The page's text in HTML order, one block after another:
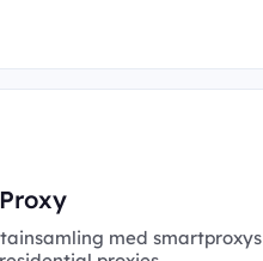
med smartproxys